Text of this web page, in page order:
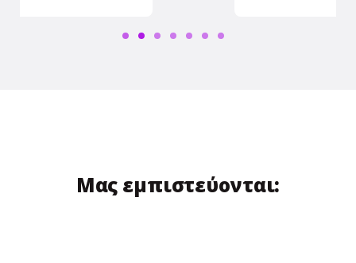
Μας εμπιστεύονται: